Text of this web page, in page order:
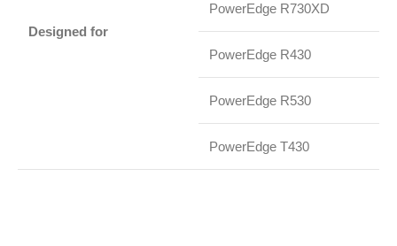
Designed for
PowerEdge R730XD
PowerEdge R430
PowerEdge R530
PowerEdge T430